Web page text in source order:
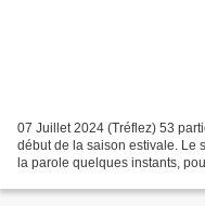
07 Juillet 2024 (Tréflez) 53
début de la saison estivale. Le
la parole quelques instants,